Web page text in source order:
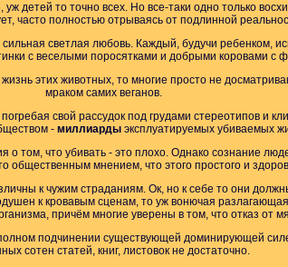
детей то точно всех. Но все-таки одно только
часто полностью отрываясь от подлинной
светлая любовь. Каждый, будучи ребенком,
с веселыми поросятками и добрыми коровами с
этих животных, то многие просто не
мраком самих веганов.
свой рассудок под грудами стереотипов и
- миллиардыэксплуатируемых убиваемых
о том, что убивать - это плохо. Однако сознание
мнением, что этого простого и
к чужим страданиям. Ок, но к себе то они
к кровавым сценам, то уж вонючая
причём многие уверены в том, что отказ от
подчинении существующей доминирующей
сотен статей, книг, листовок не достаточно.